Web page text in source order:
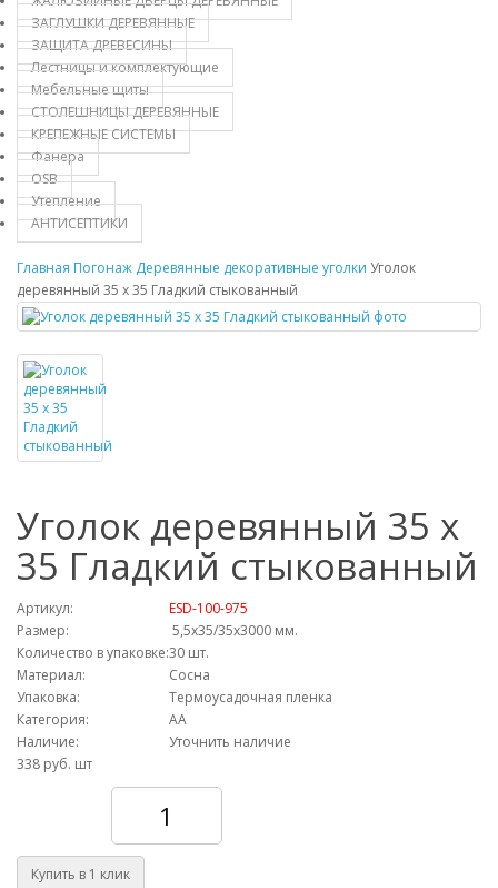
ЗАГЛУШКИ ДЕРЕВЯННЫЕ
ЗАЩИТА ДРЕВЕСИНЫ
Лестницы и комплектующие
Мебельные щиты
СТОЛЕШНИЦЫ ДЕРЕВЯННЫЕ
КРЕПЕЖНЫЕ СИСТЕМЫ
Фанера
OSB
Утепление
АНТИСЕПТИКИ
Главная Погонаж Деревянные декоративные уголки Уголок
деревянный 35 х 35 Гладкий стыкованный
Уголок деревянный 35 х
35 Гладкий стыкованный
Артикул:
ESD-100-975
Размер:
5,5х35/35х3000 мм.
Количество в упаковке:30 шт.
Материал:
Сосна
Упаковка:
Термоусадочная пленка
Категория:
АА
Наличие:
Уточнить наличие
338 руб. шт
Купить в 1 клик